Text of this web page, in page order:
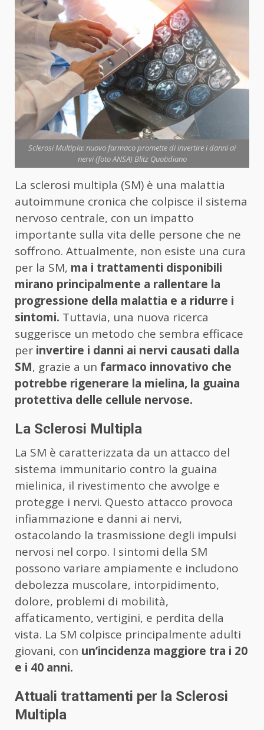
Sclerosi Multipla: nuovo farmaco promette di invertire i danni ai
nervi (foto ANSA) Blitz Quotidiano
La sclerosi multipla (SM) è una malattia
autoimmune cronica che colpisce il sistema
nervoso centrale, con un impatto
importante sulla vita delle persone che ne
soffrono. Attualmente, non esiste una cura
per la SM, ma i trattamenti disponibili
mirano principalmente a rallentare la
progressione della malattia e a ridurre i
sintomi. Tuttavia, una nuova ricerca
suggerisce un metodo che sembra efficace
per invertire i danni ai nervi causati dalla
SM, grazie a un farmaco innovativo che
potrebbe rigenerare la mielina, la guaina
protettiva delle cellule nervose.
La Sclerosi Multipla
La SM è caratterizzata da un attacco del
sistema immunitario contro la guaina
mielinica, il rivestimento che avvolge e
protegge i nervi. Questo attacco provoca
infiammazione e danni ai nervi,
ostacolando la trasmissione degli impulsi
nervosi nel corpo. I sintomi della SM
possono variare ampiamente e includono
debolezza muscolare, intorpidimento,
dolore, problemi di mobilità,
affaticamento, vertigini, e perdita della
vista. La SM colpisce principalmente adulti
giovani, con un’incidenza maggiore tra i 20
e i 40 anni.
Attuali trattamenti per la Sclerosi
Multipla